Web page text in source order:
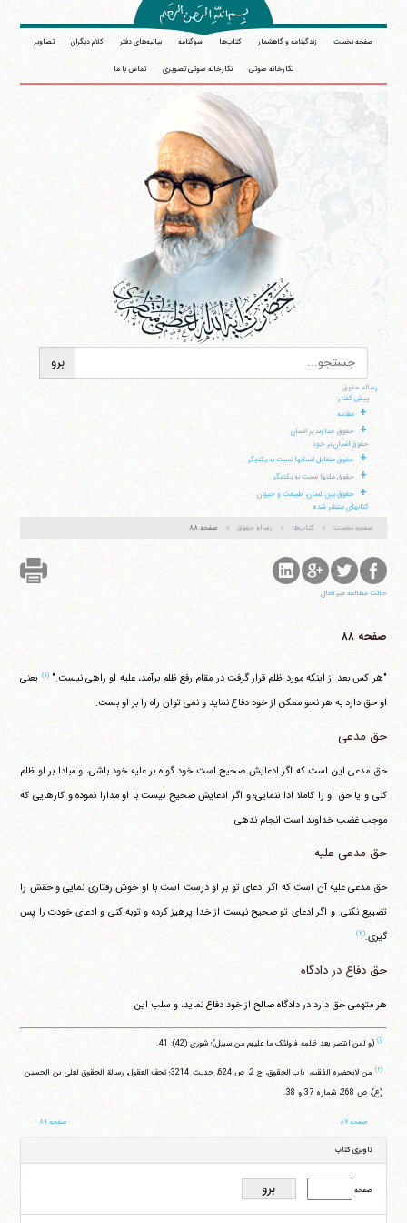
صفحه نخست زندگینامه و گاهشمار کتاب‌ها سوگنامه بیانیه‌های دفتر کلام دیگران تصاویر
نگارخانه صوتی نگارخانه صوتی تصویری تماس با ما
رساله حقوق
پیش گفتار:
+ مقدمه
+
حقوق خداوند بر انسان
حقوق انسان بر خود
+ حقوق متقابل انسانها نسبت به یکدیگر
+ حقوق ملتها نسبت به یکدیگر
+
حقوق بین انسان، طبیعت و حیوان
کتابهای منتشر شده
صفحه نخست
کتاب‌ها رساله حقوق صفحه ۸۸
حالت مطالعه غیر فعال
صفحه ۸۸
"هر کس بعد از اینکه مورد ظلم قرار گرفت در مقام رفع ظلم برآمد، علیه او راهی نیست."(۱)
یعنی
او حق دارد به هر نحو ممکن از خود دفاع نماید و نمی توان راه را بر او بست.
حق مدعی
حق مدعی این است که اگر ادعایش صحیح است خود گواه بر علیه خود باشی، و مبادا بر او ظلم
کنی و یا حق او را کاملا ادا ننمایی؛ و اگر ادعایش صحیح نیست با او مدارا نموده و کارهایی که
موجب غضب خداوند است انجام ندهی.
حق مدعی علیه
حق مدعی علیه آن است که اگر ادعای تو بر او درست است با او خوش رفتاری نمایی و حقش را
تضییع نکنی. و اگر ادعای تو صحیح نیست از خدا پرهیز کرده و توبه کنی و ادعای خودت را پس
گیری.(۲)
حق دفاع در دادگاه
هر متهمی حق دارد در دادگاه صالح از خود دفاع نماید، و سلب این
(۱) (و لمن انتصر بعد ظلمه فاولئک ما علیهم من سبیل)؛ شوری (42): 41.
(۲)
من لایحضره الفقیه، باب الحقوق، ج 2، ص 624، حدیث 3214؛ تحف العقول، رسالة الحقوق لعلی بن الحسین
(ع)، ص 268، شماره 37 و 38.
صفحه ۸۷ صفحه ۸۹
ناوبری کتاب
صفحه
ایران،
شماره ٨